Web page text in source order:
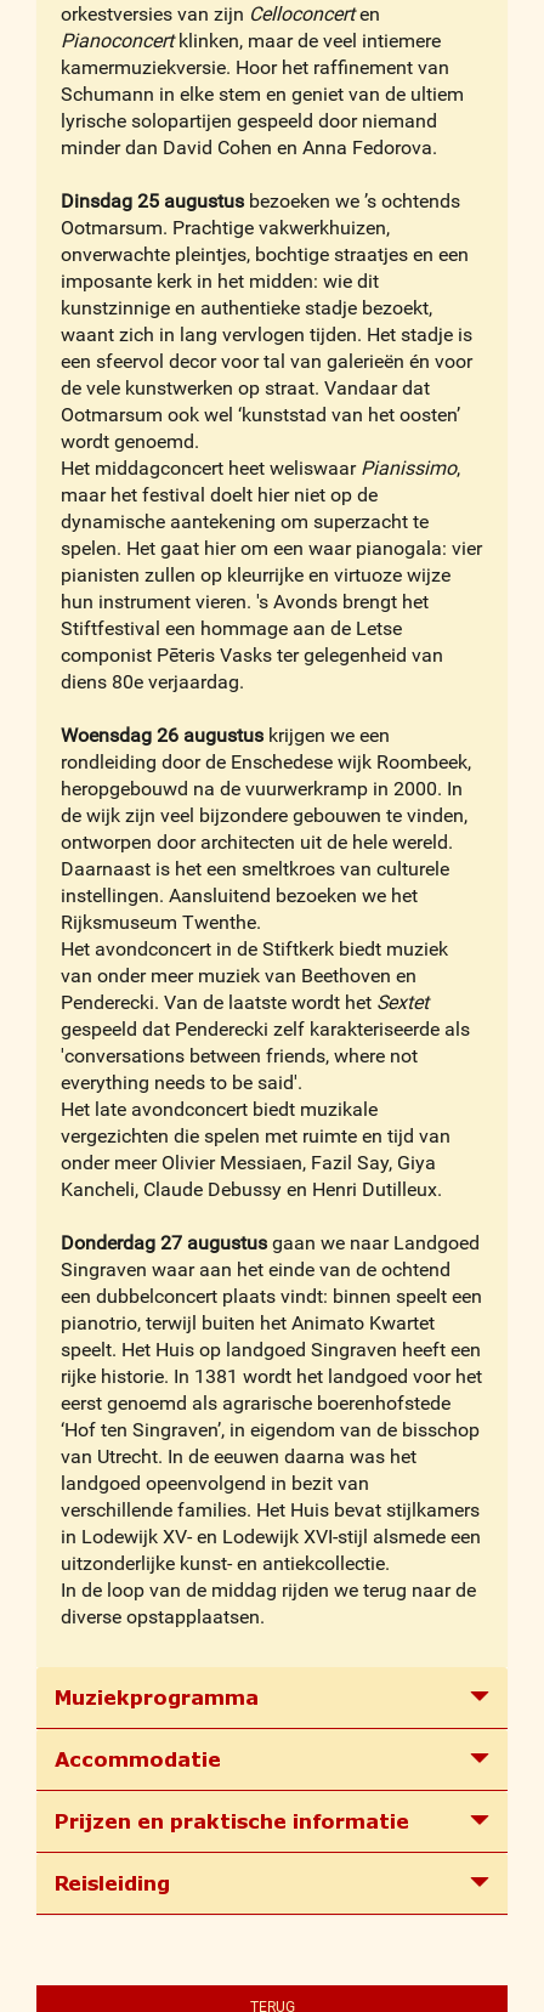
orkestversies van zijn Celloconcerten
Pianoconcertklinken, maar de veel intiemere
kamermuziekversie. Hoor het raffinement van
Schumann in elke stem en geniet van de ultiem
lyrische solopartijen gespeeld door niemand
minder dan David Cohen en Anna Fedorova.
Dinsdag 25 augustus bezoeken we ’s ochtends
Ootmarsum. Prachtige vakwerkhuizen,
onverwachte pleintjes, bochtige straatjes en een
imposante kerk in het midden: wie dit
kunstzinnige en authentieke stadje bezoekt,
waant zich in lang vervlogen tijden. Het stadje is
een sfeervol decor voor tal van galerieën én voor
de vele kunstwerken op straat. Vandaar dat
Ootmarsum ook wel ‘kunststad van het oosten’
wordt genoemd.
Het middagconcert heet weliswaar Pianissimo,
maar het festival doelt hier niet op de
dynamische aantekening om superzacht te
spelen. Het gaat hier om een waar pianogala: vier
pianisten zullen op kleurrijke en virtuoze wijze
hun instrument vieren. 's Avonds brengt het
Stiftfestival een hommage aan de Letse
componist Pēteris Vasks ter gelegenheid van
diens 80e verjaardag.
Woensdag 26 augustus krijgen we een
rondleiding door de Enschedese wijk Roombeek,
heropgebouwd na de vuurwerkramp in 2000. In
de wijk zijn veel bijzondere gebouwen te vinden,
ontworpen door architecten uit de hele wereld.
Daarnaast is het een smeltkroes van culturele
instellingen. Aansluitend bezoeken we het
Rijksmuseum Twenthe.
Het avondconcert in de Stiftkerk biedt muziek
van onder meer muziek van Beethoven en
Penderecki. Van de laatste wordt het Sextet
gespeeld dat Penderecki zelf karakteriseerde als
'conversations between friends, where not
everything needs to be said'.
Het late avondconcert biedt muzikale
vergezichten die spelen met ruimte en tijd van
onder meer Olivier Messiaen, Fazil Say, Giya
Kancheli, Claude Debussy en Henri Dutilleux.
Donderdag 27 augustus gaan we naar Landgoed
Singraven waar aan het einde van de ochtend
een dubbelconcert plaats vindt: binnen speelt een
pianotrio, terwijl buiten het Animato Kwartet
speelt. Het Huis op landgoed Singraven heeft een
rijke historie. In 1381 wordt het landgoed voor het
eerst genoemd als agrarische boerenhofstede
‘Hof ten Singraven’, in eigendom van de bisschop
van Utrecht. In de eeuwen daarna was het
landgoed opeenvolgend in bezit van
verschillende families. Het Huis bevat stijlkamers
in Lodewijk XV- en Lodewijk XVI-stijl alsmede een
uitzonderlijke kunst- en antiekcollectie.
In de loop van de middag rijden we terug naar de
diverse opstapplaatsen.
Muziekprogramma
Accommodatie
Prijzen en praktische informatie
Reisleiding
TERUG